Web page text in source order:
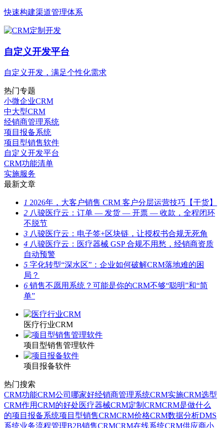
快速构建渠道管理体系
自定义开发平台
自定义开发，满足个性化需求
热门专题
小微企业CRM
中大型CRM
经销商管理系统
项目报备系统
项目型销售软件
自定义开发平台
CRM功能清单
实施服务
最新文章
1 2026年，大客户销售 CRM 客户分层运营技巧【干货】
2 八骏医疗云：订单 — 发货 — 开票 — 收款，全程闭环
不脱节
3 八骏医疗云：电子签+区块链，让授权书合规无死角
4 八骏医疗云：医疗器械 GSP 合规不用愁，经销商资质
自动预警
5 字化转型“深水区”：企业如何破解CRM落地难的困
局？
6 销售不愿用系统？可能是你的CRM不够“聪明”和“简
单”
医疗行业CRM
项目型销售管理软件
项目报备软件
热门搜索
CRM功能CRM公司哪家好经销商管理系统CRM实施CRM选型
CRM作用CRM的好处医疗器械CRM定制CRMCRM是做什么
的项目报备系统项目型销售CRMCRM价格CRM数据分析DMS
系统业务流程管理B2B销售CRMCRM在线系统CRM供应商小